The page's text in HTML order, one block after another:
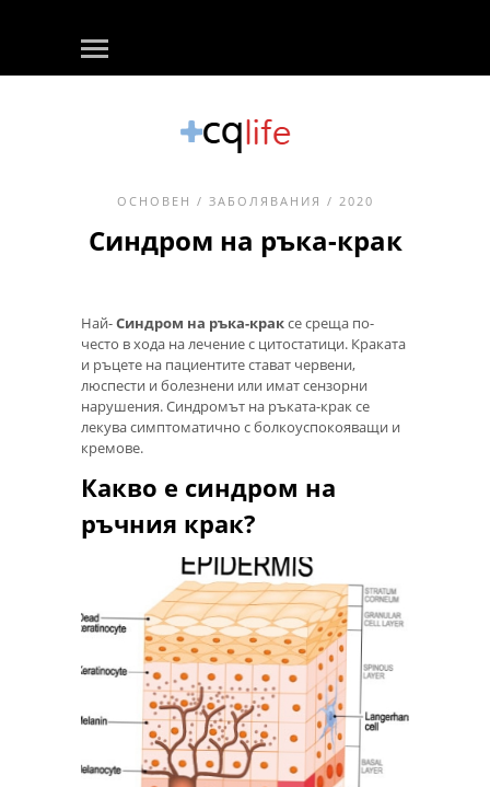
ОСНОВЕН / ЗАБОЛЯВАНИЯ / 2020
Синдром на ръка-крак
Най-Синдром на ръка-краксе среща по-
често в хода на лечение с цитостатици. Краката
и ръцете на пациентите стават червени,
люспести и болезнени или имат сензорни
нарушения. Синдромът на ръката-крак се
лекува симптоматично с болкоуспокояващи и
кремове.
Какво е синдром на
ръчния крак?